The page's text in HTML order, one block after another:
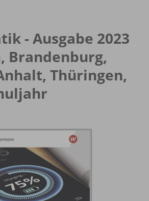
- Ausgabe 2023
Brandenburg,
Thüringen,